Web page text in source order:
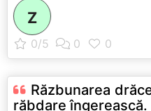
Z
Răzbunarea
răbdare îngerească.